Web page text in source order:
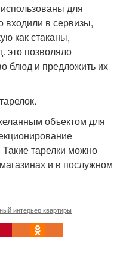
для
входили в сервизы,
как стаканы,
это позволяло
блюд и предложить их
объектом для
тарелки можно
и в послужном
интерьер квартиры